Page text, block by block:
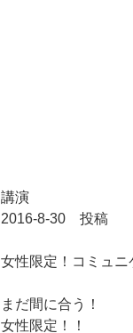
講演
2016-8-30 投稿
女性限定！コミュ
まだ間に合う！
女性限定！！